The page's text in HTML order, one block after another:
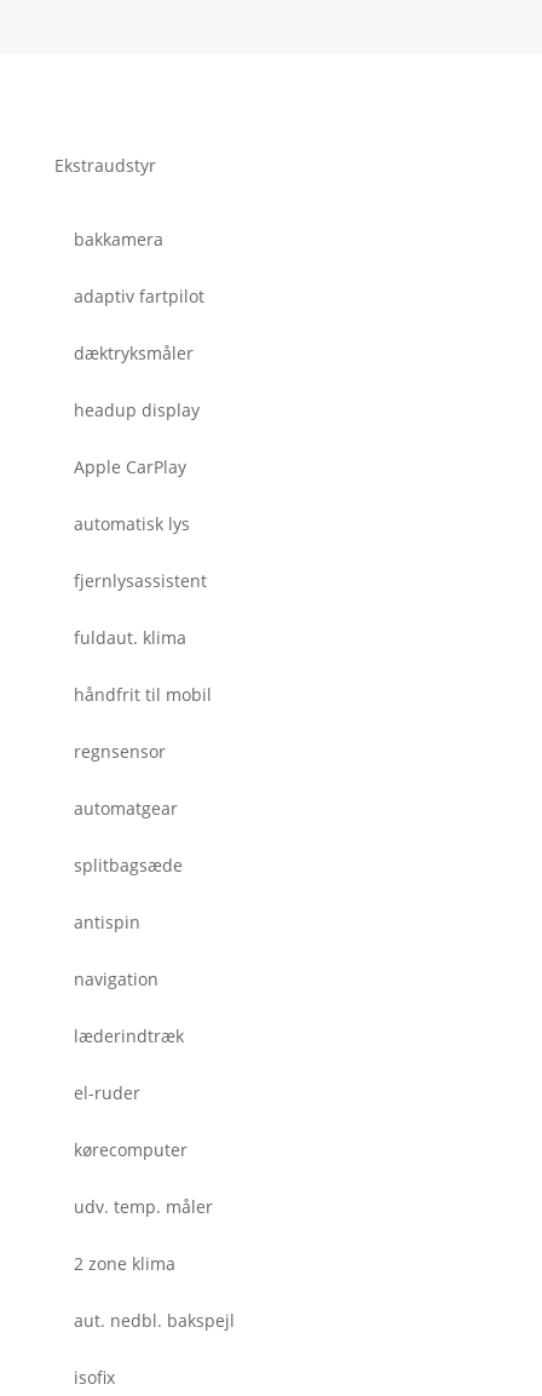
Ekstraudstyr
bakkamera
adaptiv fartpilot
dæktryksmåler
headup display
Apple CarPlay
automatisk lys
fjernlysassistent
fuldaut. klima
håndfrit til mobil
regnsensor
automatgear
splitbagsæde
antispin
navigation
læderindtræk
el-ruder
kørecomputer
udv. temp. måler
2 zone klima
aut. nedbl. bakspejl
isofix